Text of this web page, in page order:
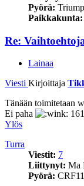
Pyörä:
Paikkakunta:
Re:
Lainaa
Viesti Kirjoittaja
Tänään toimitetaan
Ei paha
Ylös
Turra
Viestit: 7
Liittynyt: Ma
Pyörä: